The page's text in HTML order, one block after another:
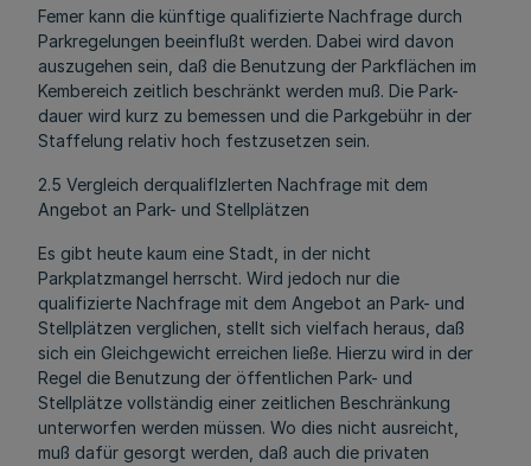
Femer kann die künftige qualifizierte Nachfrage durch
Parkregelungen beeinflußt werden. Dabei wird davon
auszugehen sein, daß die Benutzung der Parkflächen im
Kembereich zeitlich beschränkt werden muß. Die Park-
dauer wird kurz zu bemessen und die Parkgebühr in der
Staffelung relativ hoch festzusetzen sein.
2.5 Vergleich derqualiflzlerten Nachfrage mit dem
Angebot an Park- und Stellplätzen
Es gibt heute kaum eine Stadt, in der nicht
Parkplatzmangel herrscht. Wird jedoch nur die
qualifizierte Nachfrage mit dem Angebot an Park- und
Stellplätzen verglichen, stellt sich vielfach heraus, daß
sich ein Gleichgewicht erreichen ließe. Hierzu wird in der
Regel die Benutzung der öffentlichen Park- und
Stellplätze vollständig einer zeitlichen Beschränkung
unterworfen werden müssen. Wo dies nicht ausreicht,
muß dafür gesorgt werden, daß auch die privaten